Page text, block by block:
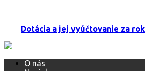
Dotácia a jej vyúčtovanie za rok
O nás